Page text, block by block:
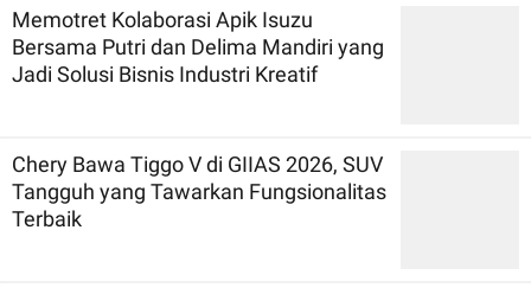
Memotret Kolaborasi Apik Isuzu
Bersama Putri dan Delima Mandiri yang
Jadi Solusi Bisnis Industri Kreatif
Chery Bawa Tiggo V di GIIAS 2026, SUV
Tangguh yang Tawarkan Fungsionalitas
Terbaik